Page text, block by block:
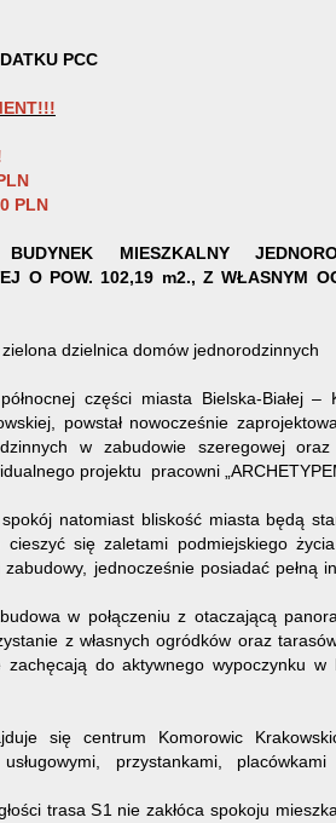
PCC
PLN
BUDYNEK MIESZKALNY
O POW. 102,19 m2., Z WŁASNYM
dzielnica domów jednorodzinnych
części miasta Bielska-Białej –
powstał nowocześnie
w zabudowie szeregowej oraz
projektu pracowni
natomiast bliskość miasta będą
się zaletami podmiejskiego
zabudowy, jednocześnie posiadać pełną
w połączeniu z otaczającą
z własnych ogródków oraz
zachęcają do aktywnego wypoczynku w
się centrum Komorowic
przystankami, placówkami
trasa S1 nie zakłóca spokoju